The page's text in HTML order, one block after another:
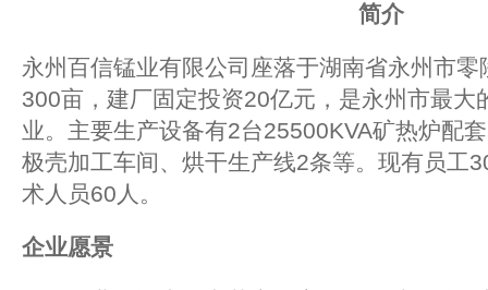
简介
永州百信锰业有限公司座落于湖南省永州市
300亩，建厂固定投资20亿元，是永州市最大
业。主要生产设备有2台25500KVA矿热炉配
极壳加工车间、烘干生产线2条等。现有员工
术人员60人。
企业愿景